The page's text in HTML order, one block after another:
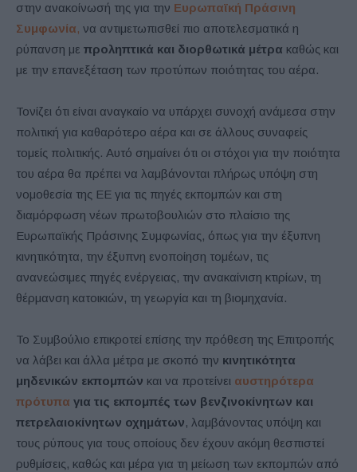
στην ανακοίνωσή της για την Ευρωπαϊκή Πράσινη
Συμφωνία, να αντιμετωπισθεί πιο αποτελεσματικά η
ρύπανση με προληπτικά και διορθωτικά μέτρα καθώς και
με την επανεξέταση των προτύπων ποιότητας του αέρα.
Τονίζει ότι είναι αναγκαίο να υπάρχει συνοχή ανάμεσα στην
πολιτική για καθαρότερο αέρα και σε άλλους συναφείς
τομείς πολιτικής. Αυτό σημαίνει ότι οι στόχοι για την ποιότητα
του αέρα θα πρέπει να λαμβάνονται πλήρως υπόψη στη
νομοθεσία της ΕΕ για τις πηγές εκπομπών και στη
διαμόρφωση νέων πρωτοβουλιών στο πλαίσιο της
Ευρωπαϊκής Πράσινης Συμφωνίας, όπως για την έξυπνη
κινητικότητα, την έξυπνη ενοποίηση τομέων, τις
ανανεώσιμες πηγές ενέργειας, την ανακαίνιση κτιρίων, τη
θέρμανση κατοικιών, τη γεωργία και τη βιομηχανία.
Το Συμβούλιο επικροτεί επίσης την πρόθεση της Επιτροπής
να λάβει και άλλα μέτρα με σκοπό την κινητικότητα
μηδενικών εκπομπών και να προτείνει αυστηρότερα
πρότυπα για τις εκπομπές των βενζινοκίνητων και
πετρελαιοκίνητων οχημάτων, λαμβάνοντας υπόψη και
τους ρύπους για τους οποίους δεν έχουν ακόμη θεσπιστεί
ρυθμίσεις, καθώς και μέρα για τη μείωση των εκπομπών από